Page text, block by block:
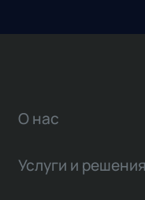
О нас
Услуги и решения